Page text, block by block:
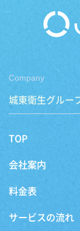
Company
城東衛生グルー
TOP
会社案内
料金表
サービスの流れ